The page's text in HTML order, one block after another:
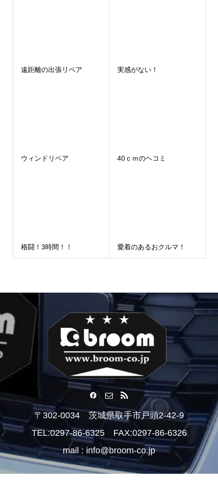
遠距離の出張リペア 実感がない！
ウィンドリペア 40ｃｍのヘコミ
格闘！3時間！！ 愛着のあるおクルマ！
〒302-0034 茨城県取手市戸頭2-42-9
TEL:0297-86-6325 FAX:0297-86-6326
mail : info@broom-co.jp